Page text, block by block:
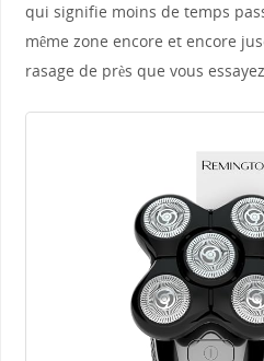
qui signifie moins de temps
même zone encore et encore
rasage de près que vous